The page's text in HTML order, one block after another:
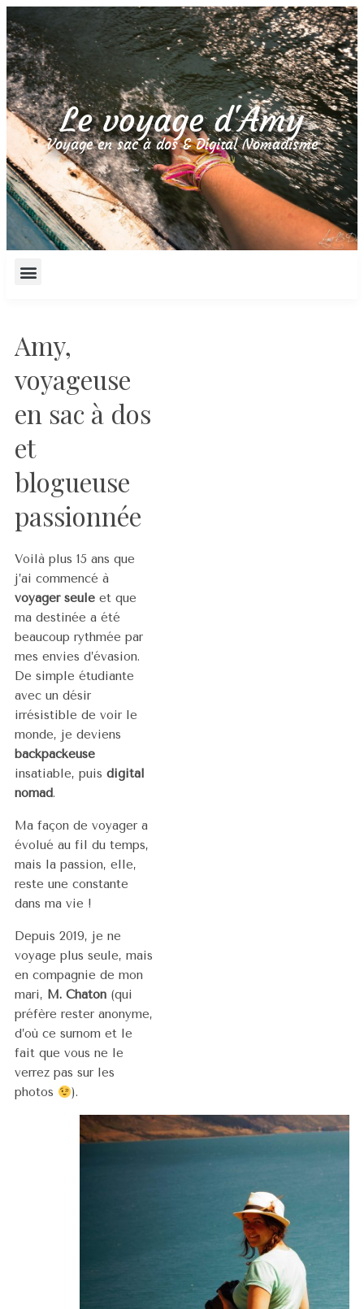
Le voyage d'Amy
Voyage en sac à dos & Digital Nomadisme
Amy,
voyageuse
en sac à dos
et
blogueuse
passionnée
Voilà plus 15 ans que
j’ai commencé à
voyager seule et que
ma destinée a été
beaucoup rythmée par
mes envies d’évasion.
De simple étudiante
avec un désir
irrésistible de voir le
monde, je deviens
backpackeuse
insatiable, puis digital
nomad.
Ma façon de voyager a
évolué au fil du temps,
mais la passion, elle,
reste une constante
dans ma vie !
Depuis 2019, je ne
voyage plus seule, mais
en compagnie de mon
mari, M. Chaton (qui
préfère rester anonyme,
d’où ce surnom et le
fait que vous ne le
verrez pas sur les
photos
).